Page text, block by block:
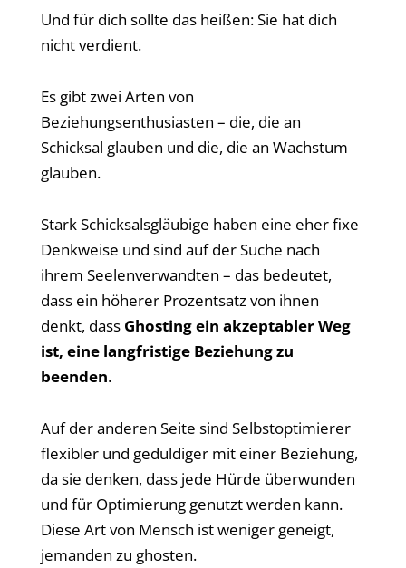
Und für dich sollte das heißen: Sie hat dich
nicht verdient.
Es gibt zwei Arten von
Beziehungsenthusiasten – die, die an
Schicksal glauben und die, die an Wachstum
glauben.
Stark Schicksalsgläubige haben eine eher fixe
Denkweise und sind auf der Suche nach
ihrem Seelenverwandten – das bedeutet,
dass ein höherer Prozentsatz von ihnen
denkt, dass Ghosting ein akzeptabler Weg
ist, eine langfristige Beziehung zu
beenden.
Auf der anderen Seite sind Selbstoptimierer
flexibler und geduldiger mit einer Beziehung,
da sie denken, dass jede Hürde überwunden
und für Optimierung genutzt werden kann.
Diese Art von Mensch ist weniger geneigt,
jemanden zu ghosten.